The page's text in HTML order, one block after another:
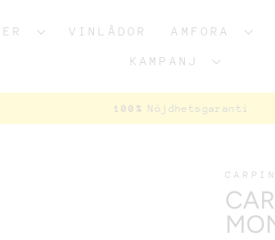
VINLÅDOR AMFORA
KAMPANJ
Pausa
100% Nöjdhetsgaranti